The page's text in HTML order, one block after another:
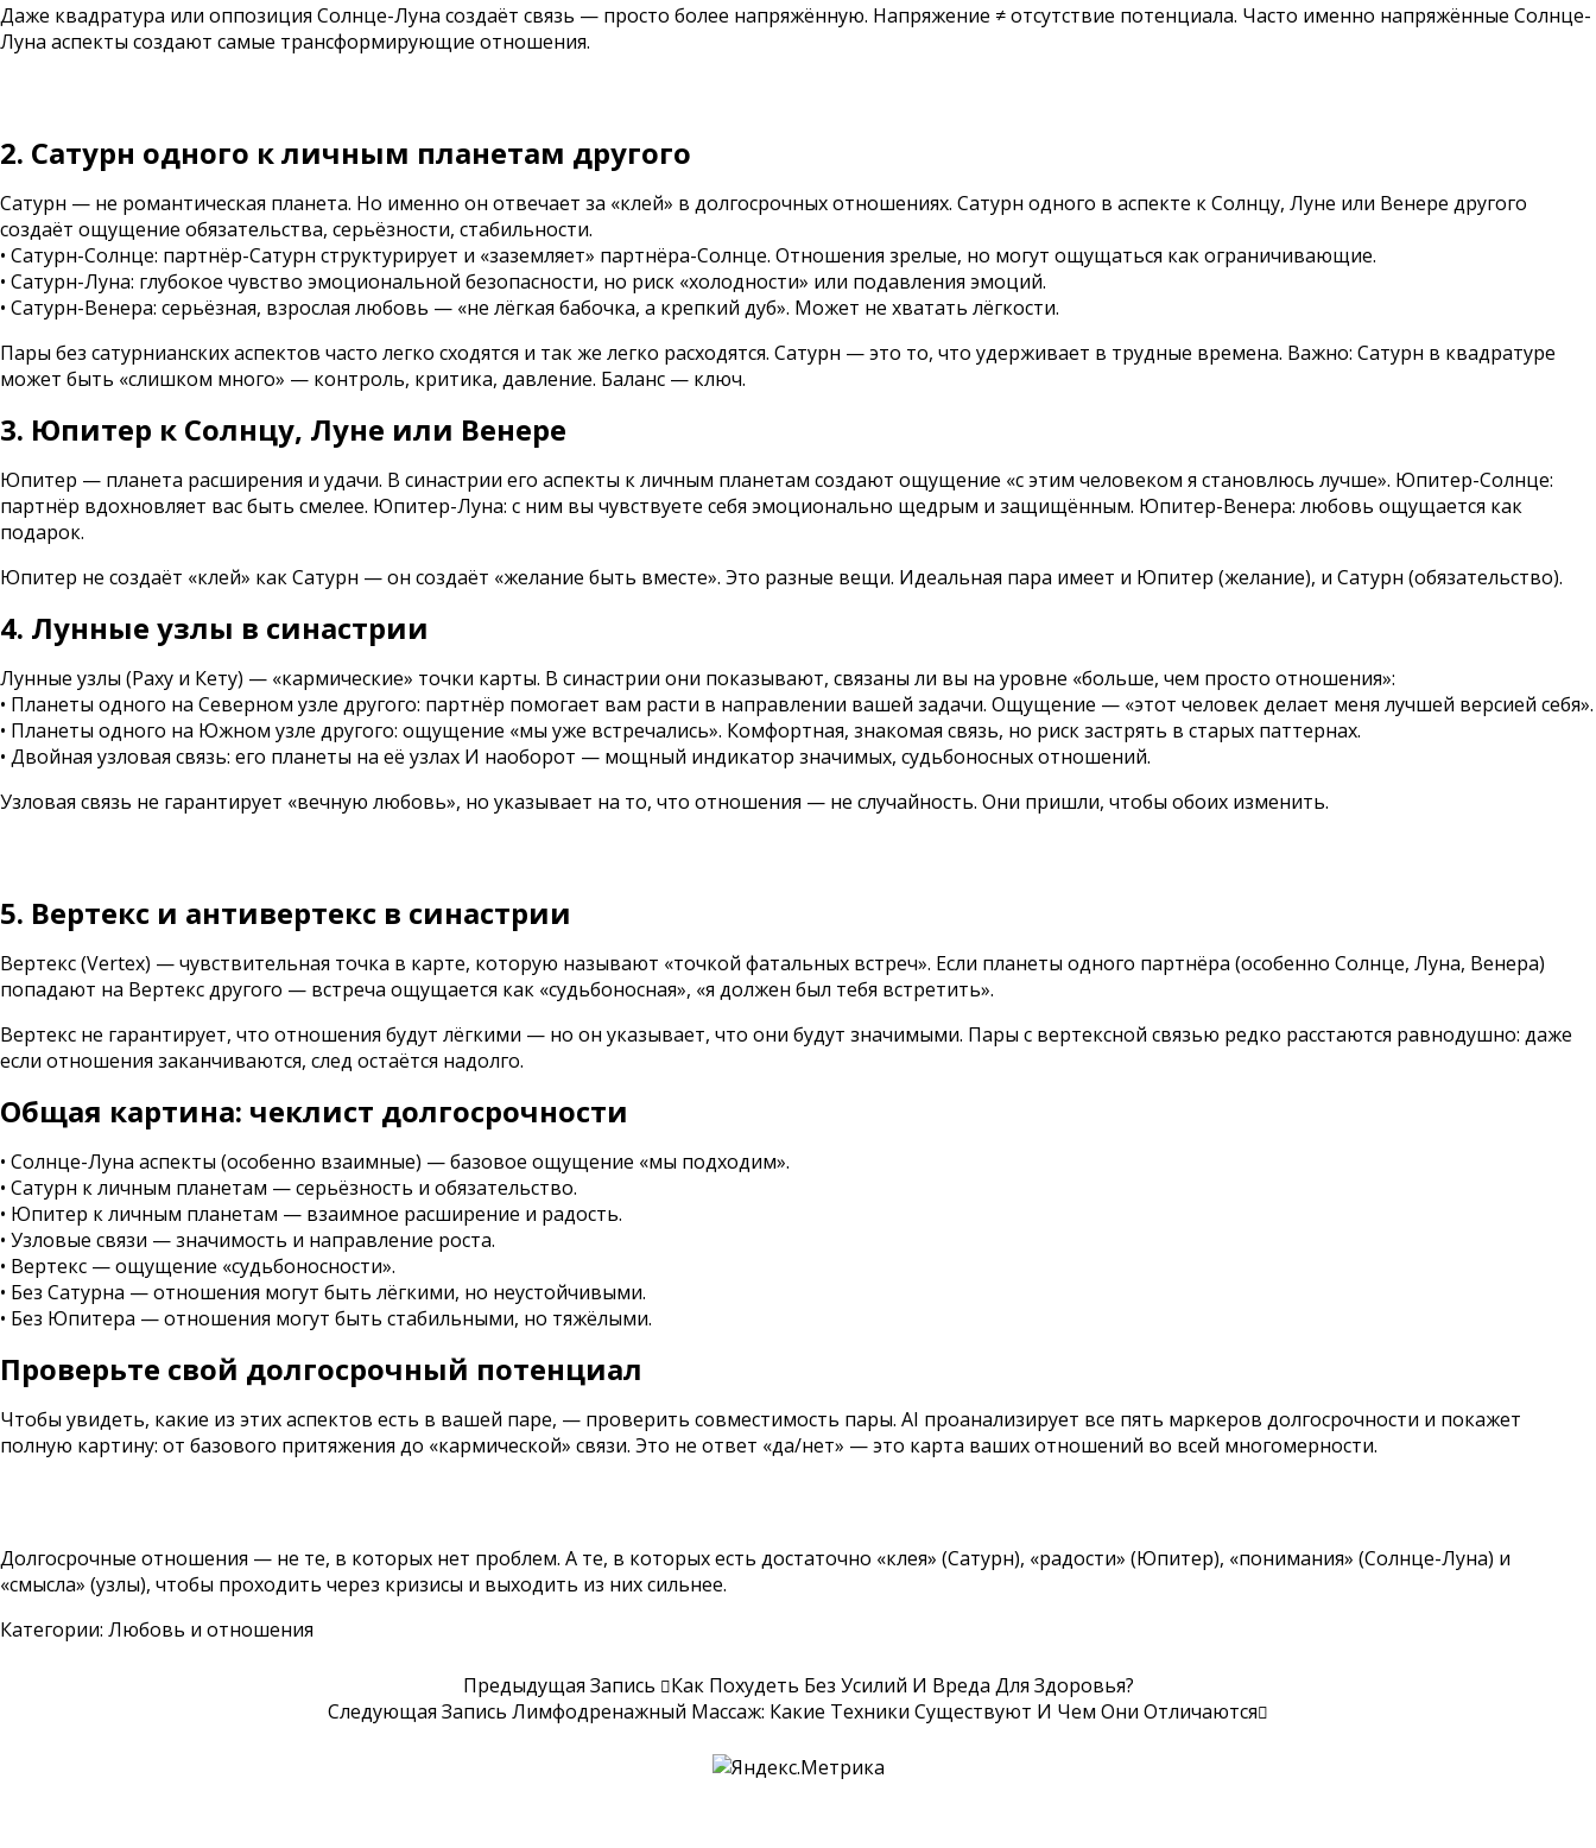
Даже квадратура или оппозиция Солнце-Луна создаёт связь — просто более напряжённую. Напряжение ≠ отсутствие потенциала. Часто именно напряжённые Солнце-
Луна аспекты создают самые трансформирующие отношения.
2. Сатурн одного к личным планетам другого
Сатурн — не романтическая планета. Но именно он отвечает за «клей» в долгосрочных отношениях. Сатурн одного в аспекте к Солнцу, Луне или Венере другого
создаёт ощущение обязательства, серьёзности, стабильности.
• Сатурн-Солнце: партнёр-Сатурн структурирует и «заземляет» партнёра-Солнце. Отношения зрелые, но могут ощущаться как ограничивающие.
• Сатурн-Луна: глубокое чувство эмоциональной безопасности, но риск «холодности» или подавления эмоций.
• Сатурн-Венера: серьёзная, взрослая любовь — «не лёгкая бабочка, а крепкий дуб». Может не хватать лёгкости.
Пары без сатурнианских аспектов часто легко сходятся и так же легко расходятся. Сатурн — это то, что удерживает в трудные времена. Важно: Сатурн в квадратуре
может быть «слишком много» — контроль, критика, давление. Баланс — ключ.
3. Юпитер к Солнцу, Луне или Венере
Юпитер — планета расширения и удачи. В синастрии его аспекты к личным планетам создают ощущение «с этим человеком я становлюсь лучше». Юпитер-Солнце:
партнёр вдохновляет вас быть смелее. Юпитер-Луна: с ним вы чувствуете себя эмоционально щедрым и защищённым. Юпитер-Венера: любовь ощущается как
подарок.
Юпитер не создаёт «клей» как Сатурн — он создаёт «желание быть вместе». Это разные вещи. Идеальная пара имеет и Юпитер (желание), и Сатурн (обязательство).
4. Лунные узлы в синастрии
Лунные узлы (Раху и Кету) — «кармические» точки карты. В синастрии они показывают, связаны ли вы на уровне «больше, чем просто отношения»:
• Планеты одного на Северном узле другого: партнёр помогает вам расти в направлении вашей задачи. Ощущение — «этот человек делает меня лучшей версией себя».
• Планеты одного на Южном узле другого: ощущение «мы уже встречались». Комфортная, знакомая связь, но риск застрять в старых паттернах.
• Двойная узловая связь: его планеты на её узлах И наоборот — мощный индикатор значимых, судьбоносных отношений.
Узловая связь не гарантирует «вечную любовь», но указывает на то, что отношения — не случайность. Они пришли, чтобы обоих изменить.
5. Вертекс и антивертекс в синастрии
Вертекс (Vertex) — чувствительная точка в карте, которую называют «точкой фатальных встреч». Если планеты одного партнёра (особенно Солнце, Луна, Венера)
попадают на Вертекс другого — встреча ощущается как «судьбоносная», «я должен был тебя встретить».
Вертекс не гарантирует, что отношения будут лёгкими — но он указывает, что они будут значимыми. Пары с вертексной связью редко расстаются равнодушно: даже
если отношения заканчиваются, след остаётся надолго.
Общая картина: чеклист долгосрочности
• Солнце-Луна аспекты (особенно взаимные) — базовое ощущение «мы подходим».
• Сатурн к личным планетам — серьёзность и обязательство.
• Юпитер к личным планетам — взаимное расширение и радость.
• Узловые связи — значимость и направление роста.
• Вертекс — ощущение «судьбоносности».
• Без Сатурна — отношения могут быть лёгкими, но неустойчивыми.
• Без Юпитера — отношения могут быть стабильными, но тяжёлыми.
Проверьте свой долгосрочный потенциал
Чтобы увидеть, какие из этих аспектов есть в вашей паре, — проверить совместимость пары. AI проанализирует все пять маркеров долгосрочности и покажет
полную картину: от базового притяжения до «кармической» связи. Это не ответ «да/нет» — это карта ваших отношений во всей многомерности.
Долгосрочные отношения — не те, в которых нет проблем. А те, в которых есть достаточно «клея» (Сатурн), «радости» (Юпитер), «понимания» (Солнце-Луна) и
«смысла» (узлы), чтобы проходить через кризисы и выходить из них сильнее.
Категории: Любовь и отношения
Предыдущая Запись
Как Похудеть Без Усилий И Вреда Для Здоровья?
Следующая Запись Лимфодренажный Массаж: Какие Техники Существуют И Чем Они Отличаются